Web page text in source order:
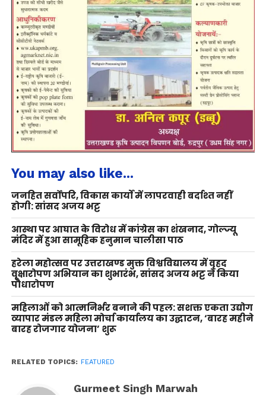
You may also like...
जनहित सर्वोपरि, विकास कार्यों में लापरवाही बर्दाश्त नहीं
होगी: सांसद अजय भट्ट
आस्था पर आघात के विरोध में कांग्रेस का शंखनाद, गोल्ज्यू
मंदिर में हुआ सामूहिक हनुमान चालीसा पाठ
हरेला महोत्सव पर उत्तराखण्ड मुक्त विश्वविद्यालय में वृहद
वृक्षारोपण अभियान का शुभारंभ, सांसद अजय भट्ट ने किया
पौधारोपण
महिलाओं को आत्मनिर्भर बनाने की पहल: सशक्त एकता उद्योग
व्यापार मंडल महिला मोर्चा कार्यालय का उद्घाटन, ‘बारह महीने
बारह रोजगार योजना’ शुरू
RELATED TOPICS: FEATURED
Gurmeet Singh Marwah